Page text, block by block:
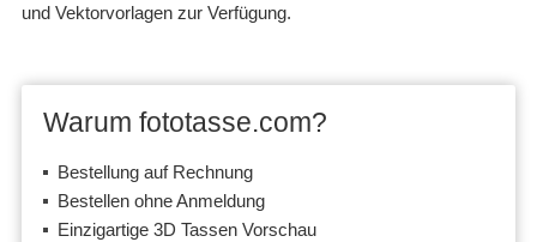
und Vektorvorlagen zur Verfügung.
Warum fototasse.com?
Bestellung auf Rechnung
Bestellen ohne Anmeldung
Einzigartige 3D Tassen Vorschau